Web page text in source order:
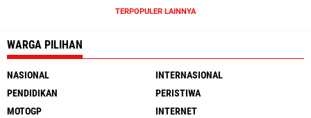
TERPOPULER LAINNYA
WARGA PILIHAN
NASIONAL
INTERNASIONAL
PENDIDIKAN
PERISTIWA
MOTOGP
INTERNET